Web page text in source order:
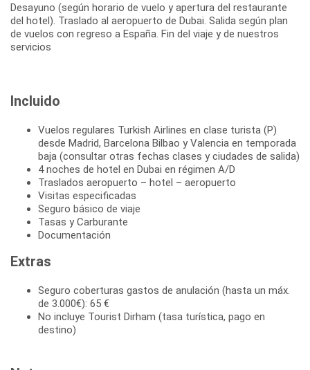
Desayuno (según horario de vuelo y apertura del restaurante
del hotel). Traslado al aeropuerto de Dubai. Salida según plan
de vuelos con regreso a España. Fin del viaje y de nuestros
servicios
Incluido
Vuelos regulares Turkish Airlines en clase turista (P)
desde Madrid, Barcelona Bilbao y Valencia en temporada
baja (consultar otras fechas clases y ciudades de salida)
4 noches de hotel en Dubai en régimen A/D
Traslados aeropuerto – hotel – aeropuerto
Visitas especificadas
Seguro básico de viaje
Tasas y Carburante
Documentación
Extras
Seguro coberturas gastos de anulación (hasta un máx.
de 3.000€): 65 €
No incluye Tourist Dirham (tasa turística, pago en
destino)